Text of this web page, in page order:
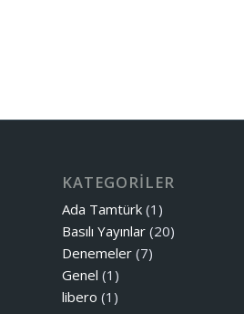
KATEGORİLER
Ada Tamtürk (1)
Basılı Yayınlar (20)
Denemeler (7)
Genel (1)
libero (1)